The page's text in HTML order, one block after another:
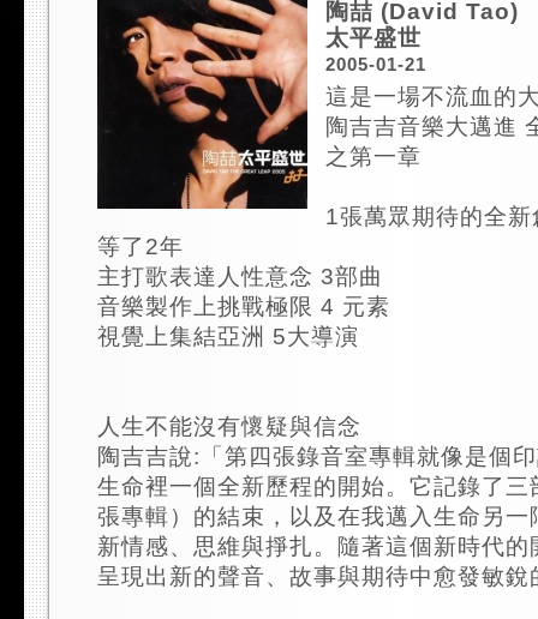
陶喆 (David Tao)
太平盛世
2005-01-21
這是一場不流血的
陶吉吉音樂大邁進
之第一章
1張萬眾期待的全
等了2年
主打歌表達人性意念 3部曲
音樂製作上挑戰極限 4 元素
視覺上集結亞洲 5大導演
人生不能沒有懷疑與信念
陶吉吉說:「第四張錄音室專輯就像是個
生命裡一個全新歷程的開始。它記錄了三
張專輯）的結束，以及在我邁入生命另一
新情感、思維與掙扎。隨著這個新時代的
呈現出新的聲音、故事與期待中愈發敏銳